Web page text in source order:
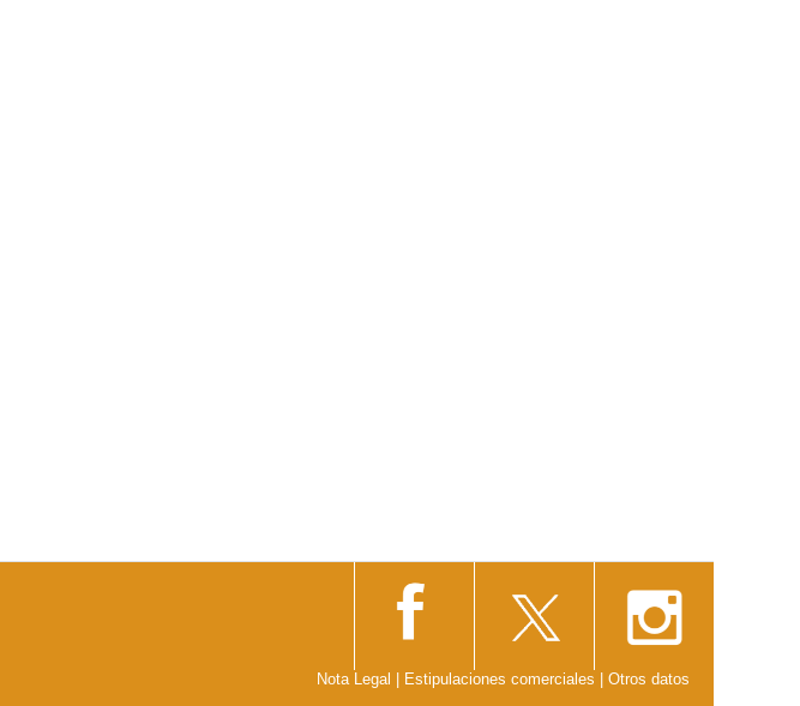
Nota Legal Estipulaciones comerciales Otros datos